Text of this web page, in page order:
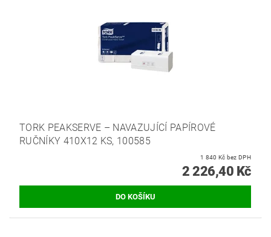
TORK PEAKSERVE – NAVAZUJÍCÍ PAPÍROVÉ
RUČNÍKY 410X12 KS, 100585
1 840 Kč bez DPH
2 226,40 Kč